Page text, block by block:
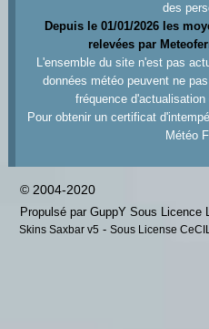
des
Depuis le 01/01/2026 les
relevées par
L'ensemble du site n'est pas
données météo peuvent ne
fréquence
Pour obtenir un certificat
Météo
© 2004-2020
Propulsé par GuppY Sous Licence
Skins Saxbar v5 - Sous License